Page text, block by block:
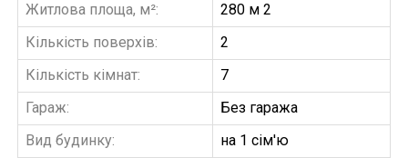
Житлова площа, м²:
280 м 2
Кількість поверхів:
2
Кількість кімнат:
7
Гараж:
Без гаража
Вид будинку:
на 1 сім'ю